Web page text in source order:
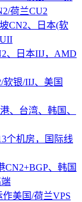
荷兰CU2
CN2、日本(软
、日本IIJ，AMD
软银/IIJ、美国
、台湾、韩国、
个机房，国际线
CN2+BGP、韩国
美国/荷兰VPS